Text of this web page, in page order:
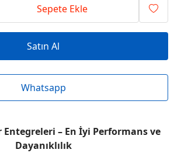
Sepete Ekle
Satın Al
Whatsapp
Entegreleri – En İyi Performans ve
Dayanıklılık